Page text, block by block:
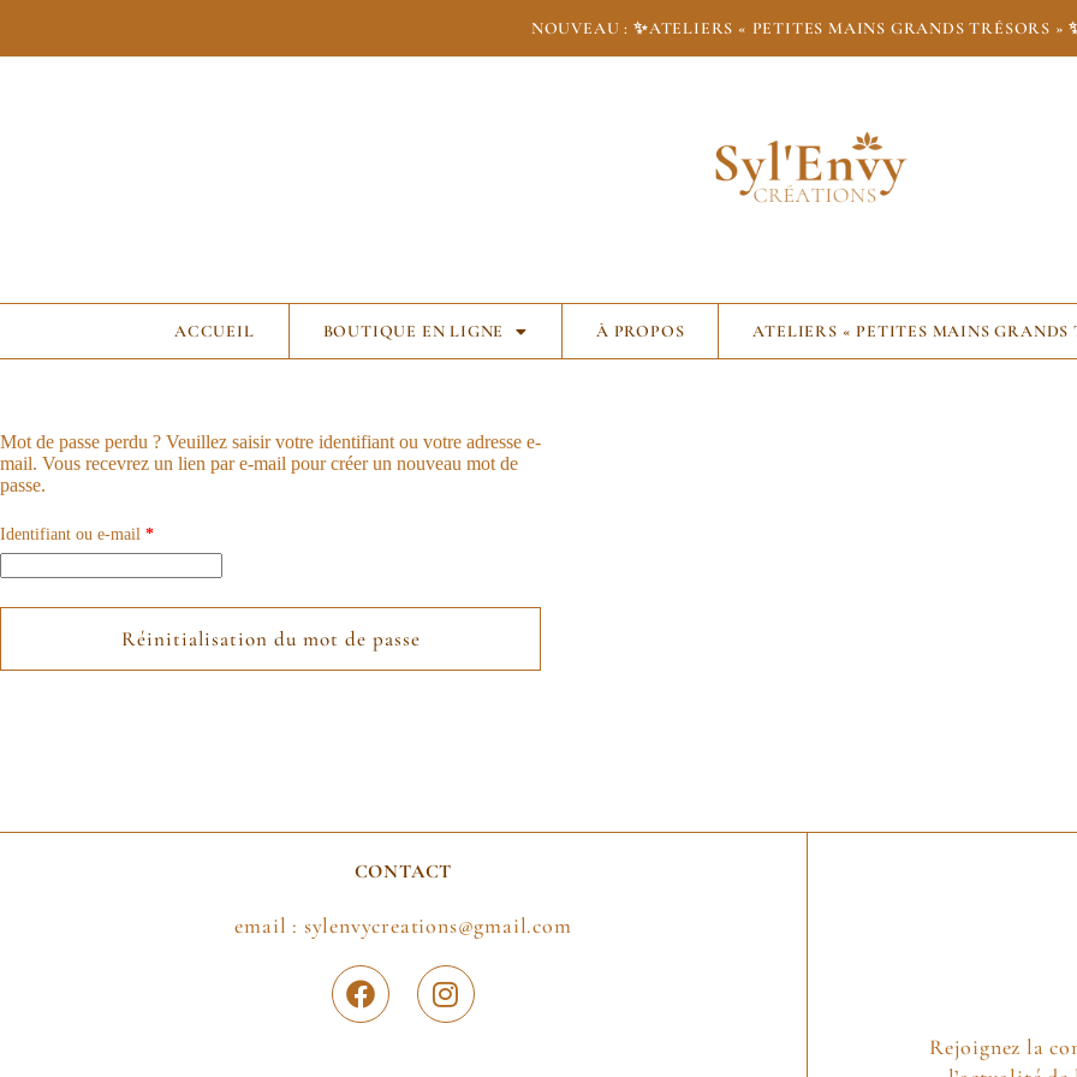
NOUVEAU : ✨ATELIERS « PETITES MAINS GRANDS TRÉSORS »
ACCUEIL BOUTIQUE EN LIGNE À PROPOS ATELIERS « PETITES MAINS GRANDS
Mot de passe perdu ? Veuillez saisir votre identifiant ou votre adresse e-
mail. Vous recevrez un lien par e-mail pour créer un nouveau mot de
passe.
Identifiant ou e-mail *
Réinitialisation du mot de passe
CONTACT
email : sylenvycreations@gmail.com
Rejoignez la